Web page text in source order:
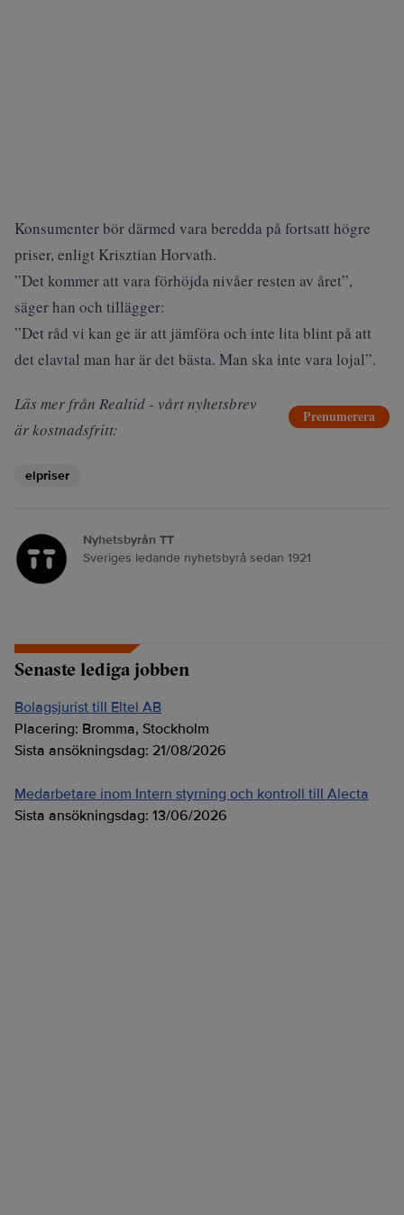
Konsumenter bör därmed vara beredda på fortsatt högre
priser, enligt Krisztian Horvath.
”Det kommer att vara förhöjda nivåer resten av året”,
säger han och tillägger:
”Det råd vi kan ge är att jämföra och inte lita blint på att
det elavtal man har är det bästa. Man ska inte vara lojal”.
Läs mer från Realtid - vårt nyhetsbrev
är kostnadsfritt:
Prenumerera
elpriser
Nyhetsbyrån TT
Sveriges ledande nyhetsbyrå sedan 1921
Senaste lediga jobben
Bolagsjurist till Eltel AB
Placering: Bromma, Stockholm
Sista ansökningsdag: 21/08/2026
Medarbetare inom Intern styrning och kontroll till Alecta
Sista ansökningsdag: 13/06/2026